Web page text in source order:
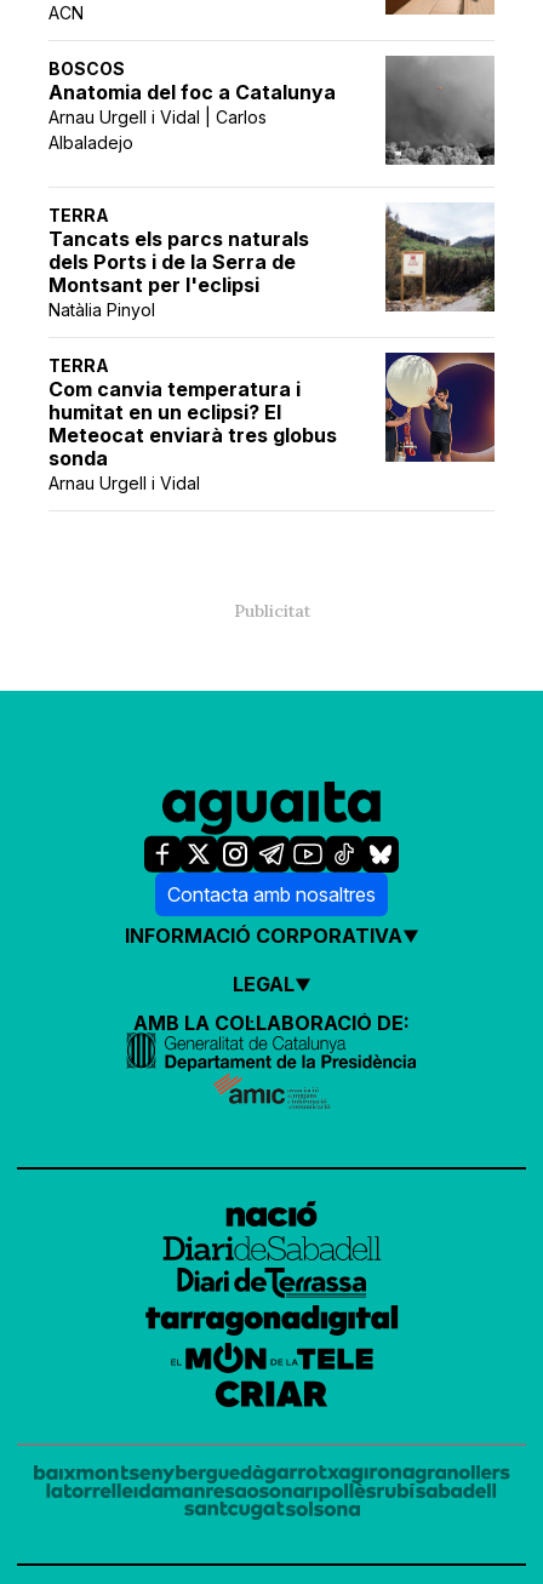
ACN
BOSCOS
Anatomia del foc a Catalunya
Arnau Urgell i Vidal | Carlos
Albaladejo
TERRA
Tancats els parcs naturals
dels Ports i de la Serra de
Montsant per l'eclipsi
Natàlia Pinyol
TERRA
Com canvia temperatura i
humitat en un eclipsi? El
Meteocat enviarà tres globus
sonda
Arnau Urgell i Vidal
Contacta amb nosaltres
INFORMACIÓ CORPORATIVA
LEGAL
AMB LA COL·LABORACIÓ DE: